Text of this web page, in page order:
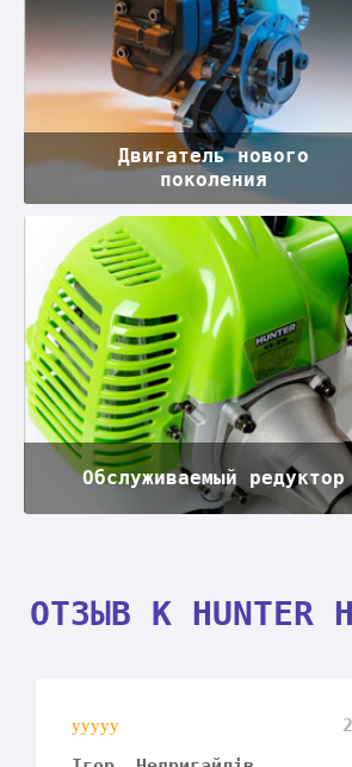
Двигатель нового
поколения
Обслуживаемый редуктор
ОТЗЫВ К HUNTER